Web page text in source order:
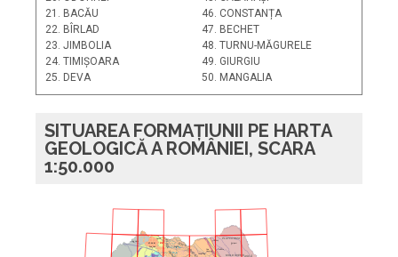
21. BACĂU
22. BÎRLAD
23. JIMBOLIA
24. TIMIȘOARA
25. DEVA
46. CONSTANȚA
47. BECHET
48. TURNU-MĂGURELE
49. GIURGIU
50. MANGALIA
SITUAREA FORMAȚIUNII PE HARTA
GEOLOGICĂ A ROMÂNIEI, SCARA
1:50.000
PLATFORMA
MOLDOVENEASC
ZONA
T
CRIS
AL
F
U
L
TRAN
Boto ani
Humorului
Vi eu
22